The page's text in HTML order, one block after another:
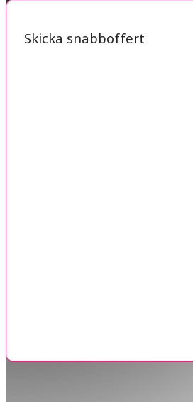
Skicka snabboffert